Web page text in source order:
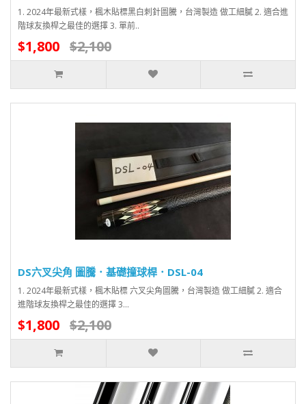
1. 2024年最新式樣，楓木貼標黑白刺針圖騰，台灣製造 做工細膩 2. 適合進
階球友換桿之最佳的選擇 3. 單前..
$1,800 $2,100
DS六叉尖角 圖騰．基礎撞球桿．DSL-04
1. 2024年最新式樣，楓木貼標 六叉尖角圖騰，台灣製造 做工細膩 2. 適合
進階球友換桿之最佳的選擇 3...
$1,800 $2,100